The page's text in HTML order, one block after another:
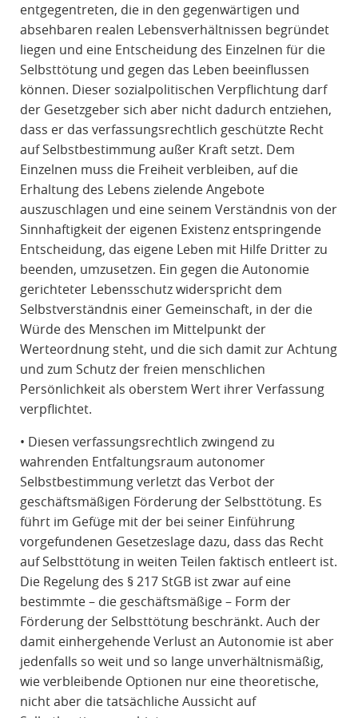
entgegentreten, die in den gegenwärtigen und
absehbaren realen Lebensverhältnissen begründet
liegen und eine Entscheidung des Einzelnen für die
Selbsttötung und gegen das Leben beeinflussen
können. Dieser sozialpolitischen Verpflichtung darf
der Gesetzgeber sich aber nicht dadurch entziehen,
dass er das verfassungsrechtlich geschützte Recht
auf Selbstbestimmung außer Kraft setzt. Dem
Einzelnen muss die Freiheit verbleiben, auf die
Erhaltung des Lebens zielende Angebote
auszuschlagen und eine seinem Verständnis von der
Sinnhaftigkeit der eigenen Existenz entspringende
Entscheidung, das eigene Leben mit Hilfe Dritter zu
beenden, umzusetzen. Ein gegen die Autonomie
gerichteter Lebensschutz widerspricht dem
Selbstverständnis einer Gemeinschaft, in der die
Würde des Menschen im Mittelpunkt der
Werteordnung steht, und die sich damit zur Achtung
und zum Schutz der freien menschlichen
Persönlichkeit als oberstem Wert ihrer Verfassung
verpflichtet.
• Diesen verfassungsrechtlich zwingend zu
wahrenden Entfaltungsraum autonomer
Selbstbestimmung verletzt das Verbot der
geschäftsmäßigen Förderung der Selbsttötung. Es
führt im Gefüge mit der bei seiner Einführung
vorgefundenen Gesetzeslage dazu, dass das Recht
auf Selbsttötung in weiten Teilen faktisch entleert ist.
Die Regelung des § 217 StGB ist zwar auf eine
bestimmte – die geschäftsmäßige – Form der
Förderung der Selbsttötung beschränkt. Auch der
damit einhergehende Verlust an Autonomie ist aber
jedenfalls so weit und so lange unverhältnismäßig,
wie verbleibende Optionen nur eine theoretische,
nicht aber die tatsächliche Aussicht auf